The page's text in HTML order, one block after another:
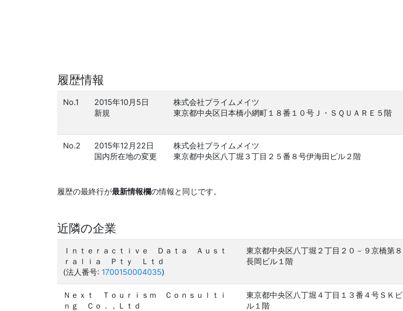
履歴情報
No.1
2015年10月5日
新規
株式会社プライムメイツ
東京都中央区日本橋小網町１８番１０号Ｊ・ＳＱＵＡＲＥ５階
No.2
2015年12月22日
国内所在地の変更
株式会社プライムメイツ
東京都中央区八丁堀３丁目２５番８号伊海田ビル２階
履歴の最終行が最新情報欄の情報と同じです。
近隣の企業
Ｉｎｔｅｒａｃｔｉｖｅ Ｄａｔａ Ａｕｓｔ
ｒａｌｉａ Ｐｔｙ Ｌｔｄ
(法人番号: 1700150004035)
東京都中央区八丁堀２丁目２０－９京橋第８
長岡ビル１階
Ｎｅｘｔ Ｔｏｕｒｉｓｍ Ｃｏｎｓｕｌｔｉ
ｎｇ Ｃｏ．，Ｌｔｄ
東京都中央区八丁堀４丁目１３番４号ＳＫビ
ル１階